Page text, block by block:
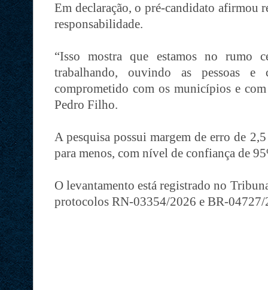
Em declaração, o pré-candidato afirmou
responsabilidade.
“Isso mostra que estamos no rumo
trabalhando, ouvindo as pessoas
comprometido com os municípios e
Pedro Filho.
A pesquisa possui margem de erro de
para menos, com nível de confiança de
O levantamento está registrado no
protocolos RN-03354/2026 e BR-04727/